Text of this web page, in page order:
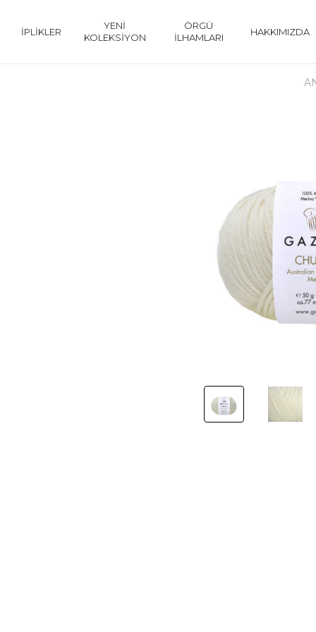
İPLİKLER
YENİ
KOLEKSİYON
ÖRGÜ
İLHAMLARI
HAKKIMIZDA